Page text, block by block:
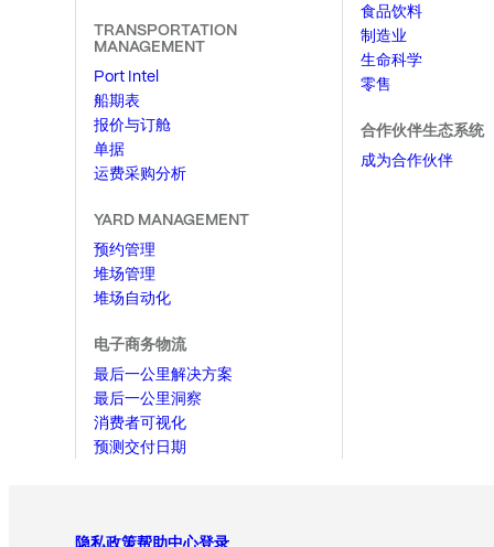
TRANSPORTATION
MANAGEMENT
Port Intel
船期表
报价与订舱
单据
运费采购分析
YARD MANAGEMENT
预约管理
堆场管理
堆场自动化
电子商务物流
最后一公里解决方案
最后一公里洞察
消费者可视化
预测交付日期
食品饮料
制造业
生命科学
零售
合作伙伴生态系统
成为合作伙伴
隐私政策帮助中心登录